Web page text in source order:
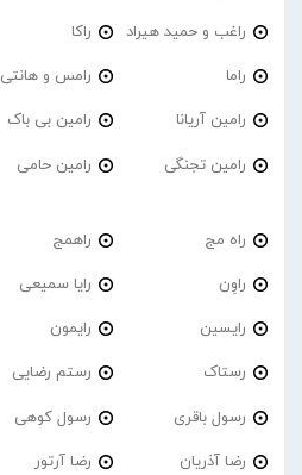
راغب و حمید هیراد راکا
راما رامس و هانتی
رامین آریانا رامین بی باک
رامین تجنگی رامین حامی
راه مج راهمج
راوِن رایا سمیعی
رایسین رایمون
رستاک رستم رضایی
رسول باقری رسول کوهی
رضا آذریان رضا آرتور